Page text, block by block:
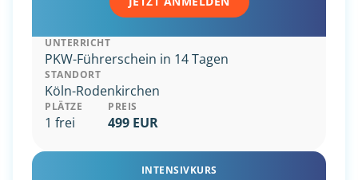
UNTERRICHT
PKW-Führerschein in 14 Tagen
STANDORT
Köln-Rodenkirchen
PLÄTZE
1 frei
PREIS
499 EUR
INTENSIVKURS